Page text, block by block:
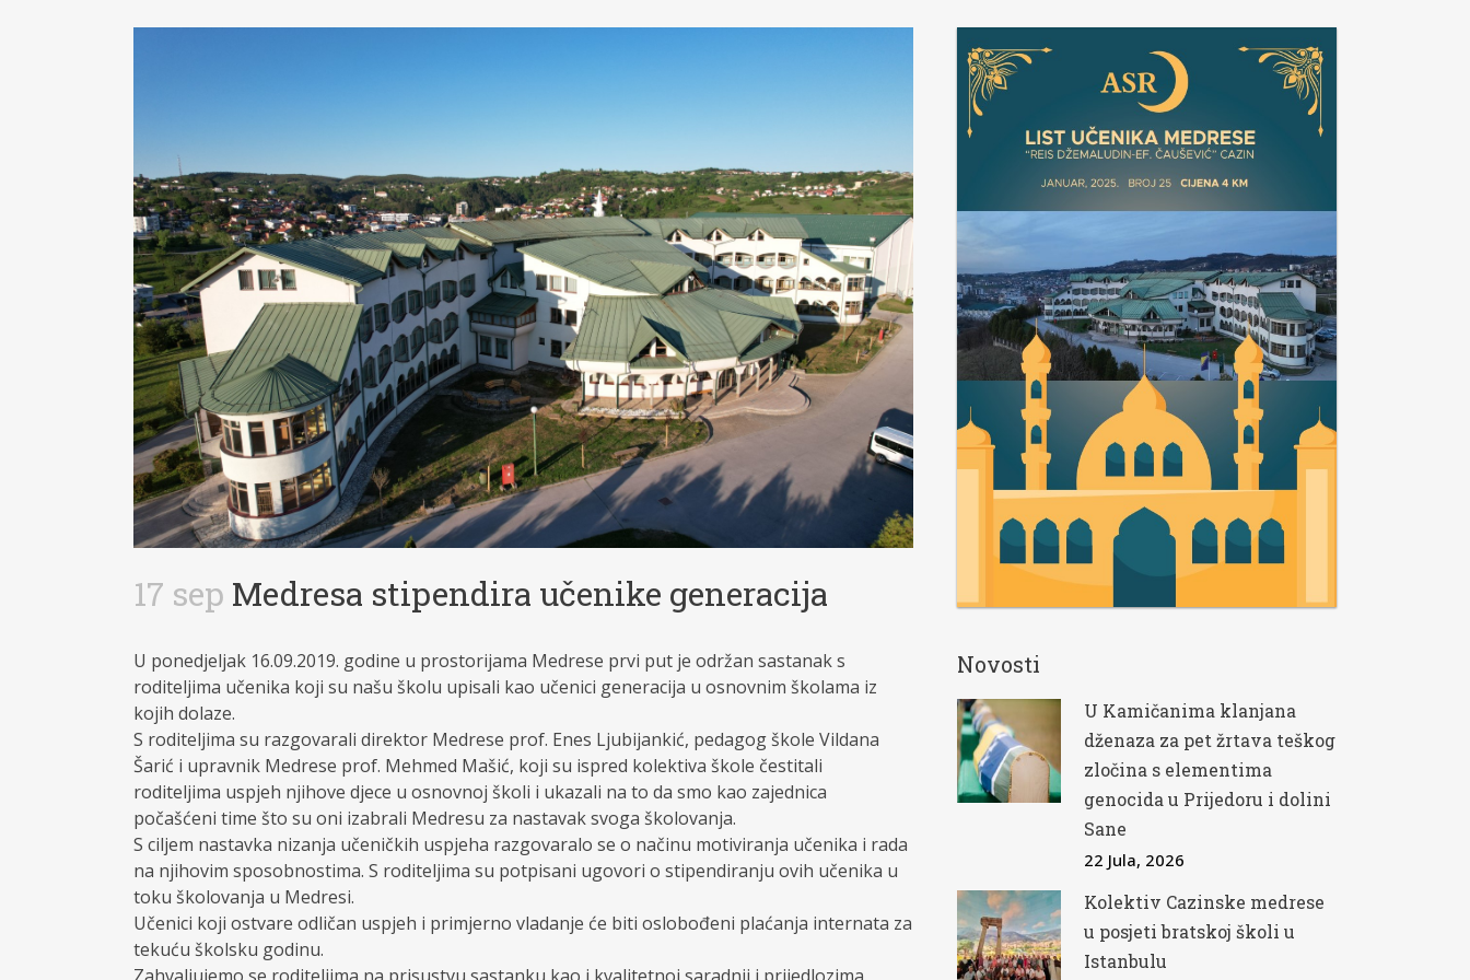
17 sep Medresa stipendira učenike generacija
U ponedjeljak 16.09.2019. godine u prostorijama Medrese prvi put je održan sastanak s
roditeljima učenika koji su našu školu upisali kao učenici generacija u osnovnim školama iz
kojih dolaze.
S roditeljima su razgovarali direktor Medrese prof. Enes Ljubijankić, pedagog škole Vildana
Šarić i upravnik Medrese prof. Mehmed Mašić, koji su ispred kolektiva škole čestitali
roditeljima uspjeh njihove djece u osnovnoj školi i ukazali na to da smo kao zajednica
počašćeni time što su oni izabrali Medresu za nastavak svoga školovanja.
S ciljem nastavka nizanja učeničkih uspjeha razgovaralo se o načinu motiviranja učenika i rada
na njihovim sposobnostima. S roditeljima su potpisani ugovori o stipendiranju ovih učenika u
toku školovanja u Medresi.
Učenici koji ostvare odličan uspjeh i primjerno vladanje će biti oslobođeni plaćanja internata za
tekuću školsku godinu.
Zahvaljujemo se roditeljima na prisustvu sastanku kao i kvalitetnoj saradnji i prijedlozima.
Novosti
U Kamičanima klanjana
dženaza za pet žrtava teškog
zločina s elementima
genocida u Prijedoru i dolini
Sane
22 Jula, 2026
Kolektiv Cazinske medrese
u posjeti bratskoj školi u
Istanbulu